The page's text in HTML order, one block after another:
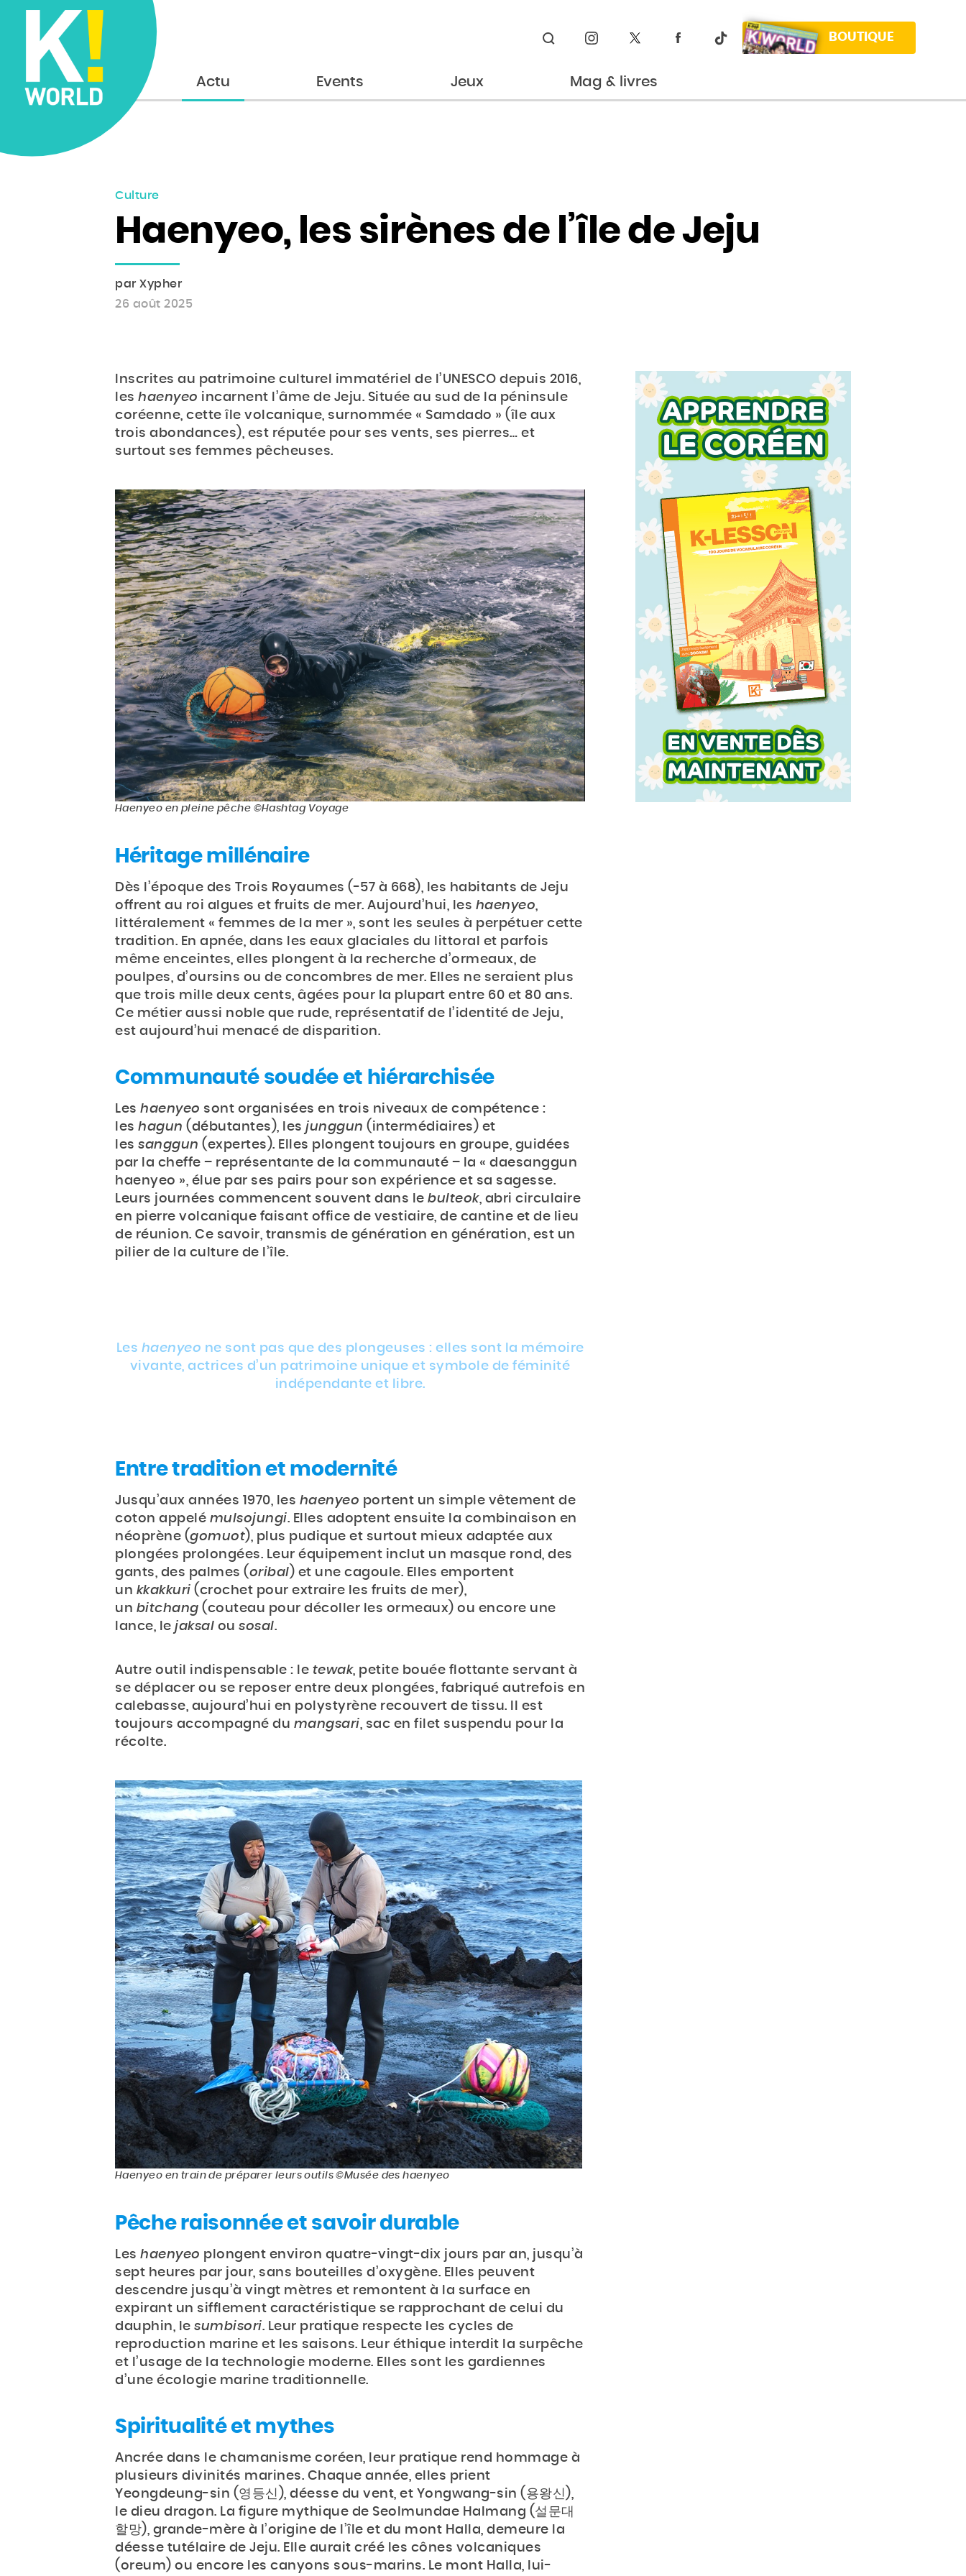
Rechercher
BOUTIQUE
Accueil Actu Events Jeux Mag & livres
Culture
Haenyeo, les sirènes de l’île de Jeju
par Xypher
26 août 2025
Inscrites au patrimoine culturel immatériel de l’UNESCO depuis 2016,
les haenyeo incarnent l’âme de Jeju. Située au sud de la péninsule
coréenne, cette île volcanique, surnommée « Samdado » (île aux
trois abondances), est réputée pour ses vents, ses pierres… et
surtout ses femmes pêcheuses.
Haenyeo en pleine pêche ©Hashtag Voyage
Héritage millénaire
Dès l’époque des Trois Royaumes (-57 à 668), les habitants de Jeju
offrent au roi algues et fruits de mer. Aujourd’hui, les haenyeo,
littéralement « femmes de la mer », sont les seules à perpétuer cette
tradition. En apnée, dans les eaux glaciales du littoral et parfois
même enceintes, elles plongent à la recherche d’ormeaux, de
poulpes, d’oursins ou de concombres de mer. Elles ne seraient plus
que trois mille deux cents, âgées pour la plupart entre 60 et 80 ans.
Ce métier aussi noble que rude, représentatif de l’identité de Jeju,
est aujourd’hui menacé de disparition.
Communauté soudée et hiérarchisée
Les haenyeo sont organisées en trois niveaux de compétence :
les hagun (débutantes), les junggun (intermédiaires) et
les sanggun (expertes). Elles plongent toujours en groupe, guidées
par la cheffe – représentante de la communauté – la « daesanggun
haenyeo », élue par ses pairs pour son expérience et sa sagesse.
Leurs journées commencent souvent dans le bulteok, abri circulaire
en pierre volcanique faisant office de vestiaire, de cantine et de lieu
de réunion. Ce savoir, transmis de génération en génération, est un
pilier de la culture de l’île.
Les haenyeo ne sont pas que des plongeuses : elles sont la mémoire
vivante, actrices d’un patrimoine unique et symbole de féminité
indépendante et libre.
Entre tradition et modernité
Jusqu’aux années 1970, les haenyeo portent un simple vêtement de
coton appelé mulsojungi. Elles adoptent ensuite la combinaison en
néoprène (gomuot), plus pudique et surtout mieux adaptée aux
plongées prolongées. Leur équipement inclut un masque rond, des
gants, des palmes (oribal) et une cagoule. Elles emportent
un kkakkuri (crochet pour extraire les fruits de mer),
un bitchang (couteau pour décoller les ormeaux) ou encore une
lance, le jaksal ou sosal.
Autre outil indispensable : le tewak, petite bouée flottante servant à
se déplacer ou se reposer entre deux plongées, fabriqué autrefois en
calebasse, aujourd’hui en polystyrène recouvert de tissu. Il est
toujours accompagné du mangsari, sac en filet suspendu pour la
récolte.
Haenyeo en train de préparer leurs outils ©Musée des haenyeo
Pêche raisonnée et savoir durable
Les haenyeo plongent environ quatre-vingt-dix jours par an, jusqu’à
sept heures par jour, sans bouteilles d’oxygène. Elles peuvent
descendre jusqu’à vingt mètres et remontent à la surface en
expirant un sifflement caractéristique se rapprochant de celui du
dauphin, le sumbisori. Leur pratique respecte les cycles de
reproduction marine et les saisons. Leur éthique interdit la surpêche
et l’usage de la technologie moderne. Elles sont les gardiennes
d’une écologie marine traditionnelle.
Spiritualité et mythes
Ancrée dans le chamanisme coréen, leur pratique rend hommage à
plusieurs divinités marines. Chaque année, elles prient
Yeongdeung-sin (영등신), déesse du vent, et Yongwang-sin (용왕신),
le dieu dragon. La figure mythique de Seolmundae Halmang (설문대
할망), grande-mère à l’origine de l’île et du mont Halla, demeure la
déesse tutélaire de Jeju. Elle aurait créé les cônes volcaniques
(oreum) ou encore les canyons sous-marins. Le mont Halla, lui-